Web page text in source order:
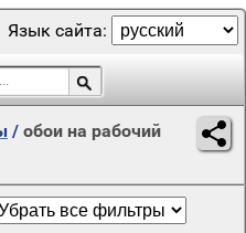
Язык сайта:
/ обои на рабочий